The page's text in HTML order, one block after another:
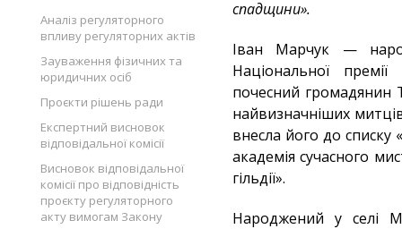
Аналіз регуляторного
впливу регуляторних актів
Зауваження фізичних та
юридичних осіб
Проєкти рішень ради
Експертний висновок
відповідальної комісії
Висновок відповідальної
комісії про відповідність
проєкту регуляторного
акту вимогам Закону
спадщини».
Іван Марчук —
Національної
почесний громадянин
найвизначніших
внесла його до списку
академія сучасного
гільдії».
Народжений у селі